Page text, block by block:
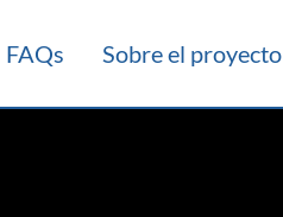
FAQs Sobre el proyecto